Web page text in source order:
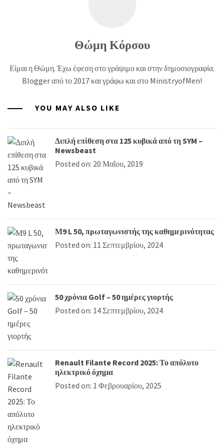
Θώμη Κόρσου
Είμαι η Θώμη. Έχω έφεση στο γράψιμο και στην δημοσιογραφία.
Blogger από το 2017 και γράφω και στο MinistryofMen!
YOU MAY ALSO LIKE
Διπλή επίθεση στα 125 κυβικά από τη SYM –
Newsbeast
Posted on: 20 Μαΐου, 2019
Μ9 L 50, πρωταγωνιστής της καθημερινότητας
Posted on: 11 Σεπτεμβρίου, 2024
50 χρόνια Golf – 50 ημέρες γιορτής
Posted on: 14 Σεπτεμβρίου, 2024
Renault Filante Record 2025: Το απόλυτο
ηλεκτρικό όχημα
Posted on: 1 Φεβρουαρίου, 2025